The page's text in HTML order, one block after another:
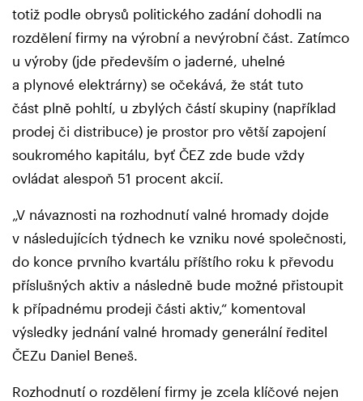
totiž podle obrysů politického zadání dohodli na
rozdělení firmy na výrobní a nevýrobní část. Zatímco
u výroby (jde především o jaderné, uhelné
a plynové elektrárny) se očekává, že stát tuto
část plně pohltí, u zbylých částí skupiny (například
prodej či distribuce) je prostor pro větší zapojení
soukromého kapitálu, byť ČEZ zde bude vždy
ovládat alespoň 51 procent akcií.
„V návaznosti na rozhodnutí valné hromady dojde
v následujících týdnech ke vzniku nové společnosti,
do konce prvního kvartálu příštího roku k převodu
příslušných aktiv a následně bude možné přistoupit
k případnému prodeji části aktiv,“ komentoval
výsledky jednání valné hromady generální ředitel
ČEZu Daniel Beneš.
Rozhodnutí o rozdělení firmy je zcela klíčové nejen